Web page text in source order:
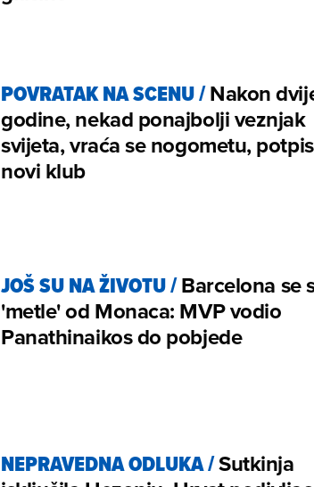
POVRATAK NA SCENU/Nakon
godine, nekad ponajbolji veznjak
svijeta, vraća se nogometu,
novi klub
JOŠ SU NA ŽIVOTU/Barcelona se
'metle' od Monaca: MVP vodio
Panathinaikos do pobjede
NEPRAVEDNA ODLUKA/Sutkinja